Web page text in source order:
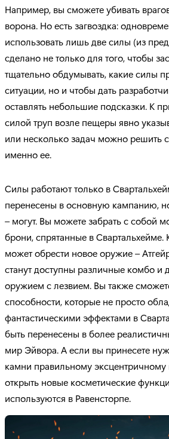
Например, вы сможете убивать
ворона. Но есть загвоздка:
использовать лишь две силы (из
сделано не только для того, чтобы
тщательно обдумывать, какие силы
ситуации, но и чтобы дать
оставлять небольшие подсказки. К
силой труп возле пещеры явно
или несколько задач можно решить
именно ее.
Силы работают только в
перенесены в основную кампанию,
– могут. Вы можете забрать с собой
брони, спрятанные в Свартальхейме.
может обрести новое оружие –
станут доступны различные комбо и
оружием с лезвием. Вы также
способности, которые не просто
фантастическими эффектами в
быть перенесены в более
мир Эйвора. А если вы принесете
камни правильному эксцентричному
открыть новые косметические
используются в Равенсторпе.